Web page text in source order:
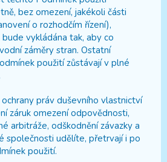
bez omezení, jakékoli části
o rozhodčím řízení),
vykládána tak, aby co
záměry stran. Ostatní
použití zůstávají v plné
práv duševního vlastnictví
záruk omezení odpovědnosti,
arbitráže, odškodnění závazky a
společnosti udělíte, přetrvají i po
použití.